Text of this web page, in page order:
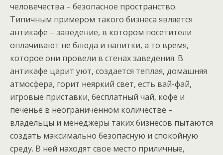
человечества – безопасное пространство.
Типичным примером такого бизнеса является
антикафе – заведение, в котором посетители
оплачивают не блюда и напитки, а то время,
которое они провели в стенах заведения. В
антикафе царит уют, создается теплая, домашняя
атмосфера, горит неяркий свет, есть вай-фай,
игровые приставки, бесплатный чай, кофе и
печенье в неограниченном количестве –
владельцы и менеджеры таких бизнесов пытаются
создать максимально безопасную и спокойную
среду. В ней находят свое место приличные,